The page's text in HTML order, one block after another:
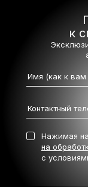
к
Нажимая
на
с